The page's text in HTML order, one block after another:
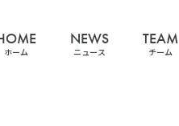
ホーム
NEWS
ニュース
TEAM
チーム